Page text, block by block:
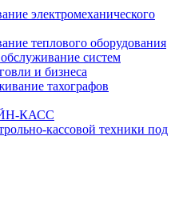
электромеханического
теплового оборудования
систем
и бизнеса
тахографов
КАСС
кассовой техники под